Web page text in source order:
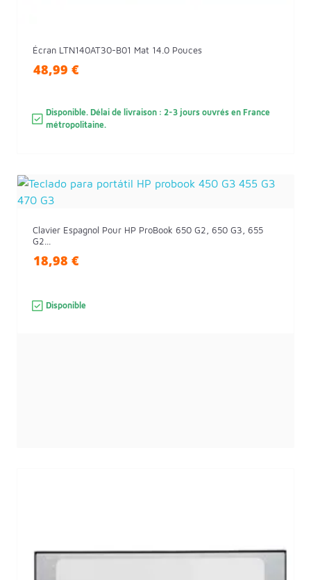
Écran LTN140AT30-B01 Mat 14.0 Pouces
48,99 €
Disponible. Délai de livraison : 2-3 jours ouvrés en France
métropolitaine.
Clavier Espagnol Pour HP ProBook 650 G2, 650 G3, 655
G2...
18,98 €
Disponible